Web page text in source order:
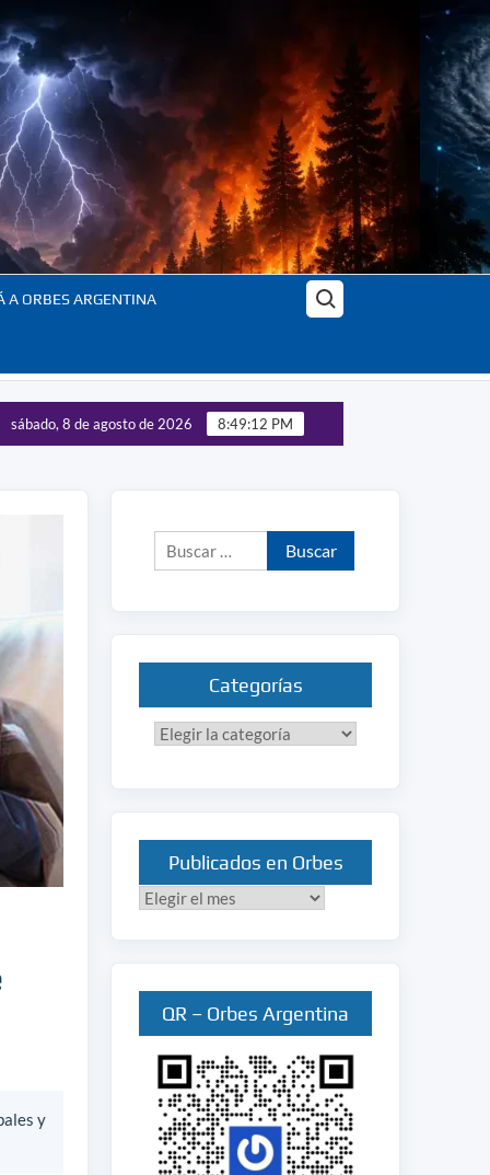
A ORBES ARGENTINA
Buscar:
sábado, 8 de agosto de 2026 8:49:14 PM
y
Buscar:
Categorías
Categorías
Publicados en Orbes
Publicados
QR – Orbes Argentina